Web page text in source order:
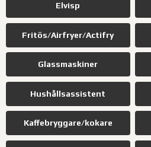
Elvisp
Fritös/Airfryer/Actifry
Glassmaskiner
Hushållsassistent
Kaffebryggare/kokare